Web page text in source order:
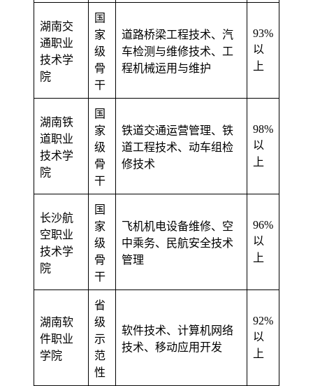
湖南交
通职业
技术学
院
国
家
级
骨
干
道路桥梁工程技术、汽
车检测与维修技术、工
程机械运用与维护
93%
以
上
湖南铁
道职业
技术学
院
国
家
级
骨
干
铁道交通运营管理、铁
道工程技术、动车组检
修技术
98%
以
上
长沙航
空职业
技术学
院
国
家
级
骨
干
飞机机电设备维修、空
中乘务、民航安全技术
管理
96%
以
上
湖南软
件职业
学院
省
级
示
范
性
软件技术、计算机网络
技术、移动应用开发
92%
以
上